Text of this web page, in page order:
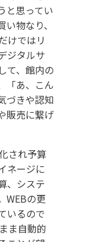
と思ってい
物なり、
けではリ
ジタルサ
て、館内の
「あ、こん
づきや認知
販売に繋げ
され予算
ネージに
、システ
WEBの更
いるので
ま自動的